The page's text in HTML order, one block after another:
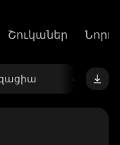
Շուկաներ